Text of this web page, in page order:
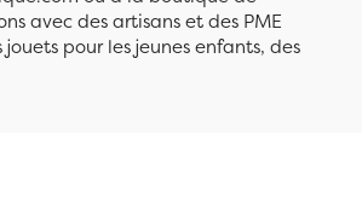
avec des artisans et des PME
pour les jeunes enfants, des